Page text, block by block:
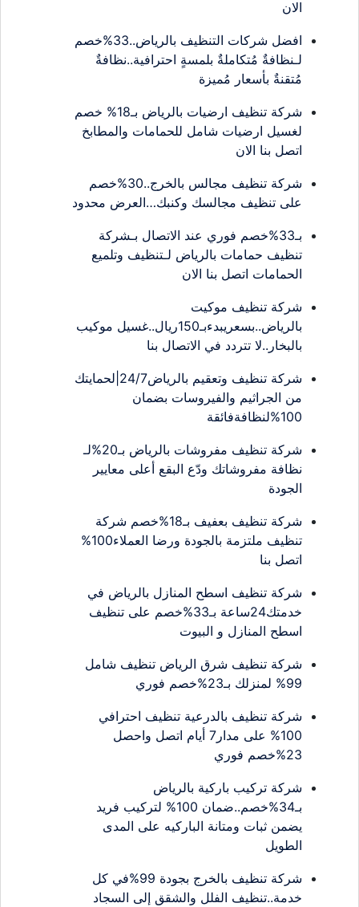
افضل شركات التنظيف بالرياض..33%خصم
لـنظافةٌ مُتكاملةٌ بلمسةٍ احترافية..نظافةٌ
مُتقنةٌ بأسعار مُميزة
شركة تنظيف ارضيات بالرياض بـ18% خصم
لغسيل ارضيات شامل للحمامات والمطابخ
اتصل بنا الان
شركة تنظيف مجالس بالخرج..30%خصم
على تنظيف مجالسك وكنبك…العرض محدود
بـ33%خصم فوري عند الاتصال بـشركة
تنظيف حمامات بالرياض لـتنظيف وتلميع
الحمامات اتصل بنا الان
شركة تنظيف موكيت
بالرياض..بسعريبدءبـ150ريال..غسيل موكيب
بالبخار..لا تتردد في الاتصال بنا
شركة تنظيف وتعقيم بالرياض24/7|لحمايتك
من الجراثيم والفيروسات بضمان
شركة تنظيف مفروشات بالرياض بـ20%لـ
نظافة مفروشاتك ودّع البقع أعلى معايير
شركة تنظيف بعفيف بـ18%خصم شركة
تنظيف ملتزمة بالجودة ورضا العملاء100%
شركة تنظيف اسطح المنازل بالرياض في
خدمتك24ساعة بـ33%خصم على تنظيف
اسطح المنازل و البيوت
شركة تنظيف شرق الرياض تنظيف شامل
شركة تنظيف بالدرعية تنظيف احترافي
100% على مدار7 أيام اتصل واحصل
شركة تركيب باركية بالرياض
بـ34%خصم..ضمان 100% لتركيب فريد
يضمن ثبات ومتانة الباركيه على المدى
شركة تنظيف بالخرج بجودة 99%في كل
خدمة..تنظيف الفلل والشقق إلى السجاد